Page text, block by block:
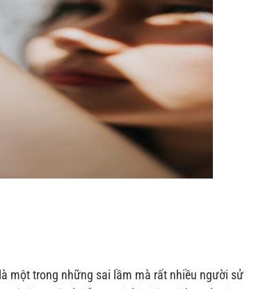
một trong những sai lầm mà rất nhiều người sử